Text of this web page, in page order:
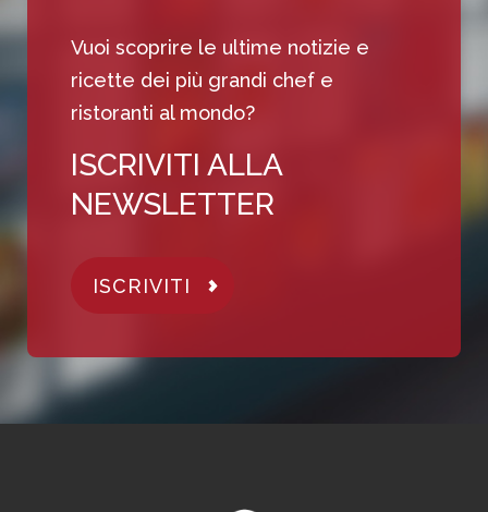
Vuoi scoprire le ultime notizie e
ricette dei più grandi chef e
ristoranti al mondo?
ISCRIVITI ALLA
NEWSLETTER
ISCRIVITI